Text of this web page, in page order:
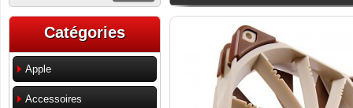
Catégories
Apple
Accessoires